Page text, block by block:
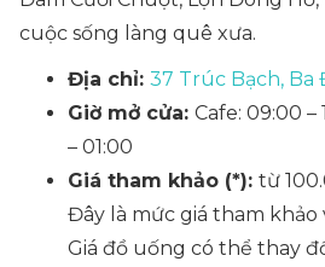
cuộc sống làng quê xưa.
Địa chỉ: 37 Trúc Bạch, Ba
Giờ mở cửa: Cafe: 09:00 –
– 01:00
Giá tham khảo (*): từ
Đây là mức giá tham khảo
Giá đồ uống có thể thay